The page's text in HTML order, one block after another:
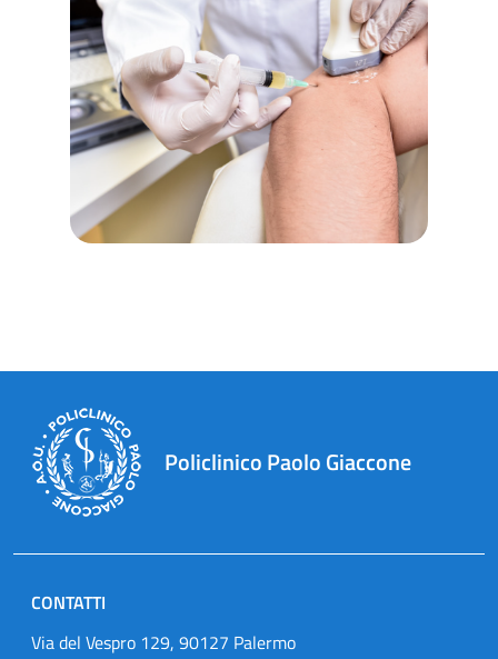
Policlinico Paolo Giaccone
CONTATTI
Via del Vespro 129, 90127 Palermo